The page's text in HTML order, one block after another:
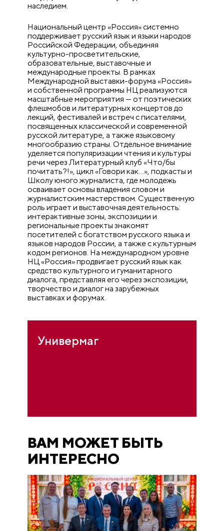
наследием.
Национальный центр «Россия» системно
поддерживает русский язык и языки народов
Российской Федерации, объединяя
культурно-просветительские,
образовательные, выставочные и
международные проекты. В рамках
Международной выставки-форума «Россия»
и собственной программы НЦ реализуются
масштабные мероприятия — от поэтических
флешмобов и литературных концертов до
лекций, фестивалей и встреч с писателями,
посвященных классической и современной
русской литературе, а также языковому
многообразию страны. Отдельное внимание
уделяется популяризации чтения и культуры
речи через Литературный клуб «Что/бы
почитать?!», цикл «Говори как…», подкасты и
Школу юного журналиста, где молодежь
осваивает основы владения словом и
журналистским мастерством. Существенную
роль играет и выставочная деятельность:
интерактивные зоны, экспозиции и
региональные проекты знакомят
посетителей с богатством русского языка и
языков народов России, а также с культурным
кодом регионов. На международном уровне
НЦ «Россия» продвигает русский язык как
средство культурного и гуманитарного
диалога, представляя его через экспозиции,
творчество и диалог на зарубежных
выставках и форумах.
Универмаг
ВАМ МОЖЕТ БЫТЬ
ИНТЕРЕСНО